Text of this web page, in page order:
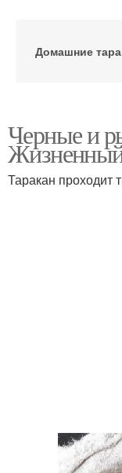
Домашние
Мебельный
Черные и
Жизненный
Таракан проходит